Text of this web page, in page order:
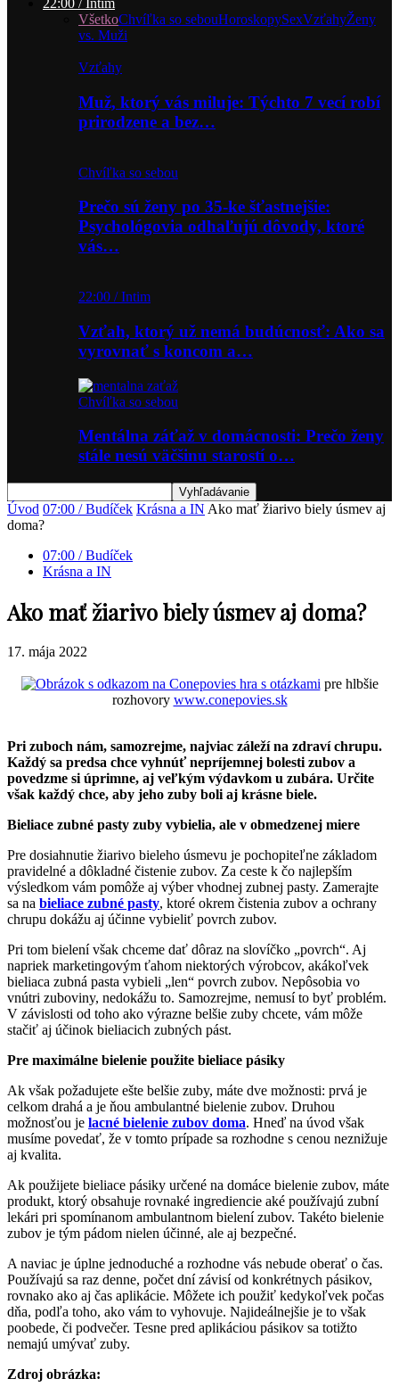
22:00 / Intim
VšetkoChvíľka so sebouHoroskopySexVzťahyŽeny
vs. Muži
Vzťahy
Muž, ktorý vás miluje: Týchto 7 vecí robí
prirodzene a bez…
Chvíľka so sebou
Prečo sú ženy po 35-ke šťastnejšie:
Psychológovia odhaľujú dôvody, ktoré
vás…
22:00 / Intim
Vzťah, ktorý už nemá budúcnosť: Ako sa
vyrovnať s koncom a…
Chvíľka so sebou
Mentálna záťaž v domácnosti: Prečo ženy
stále nesú väčšinu starostí o…
Úvod 07:00 / Budíček Krásna a IN Ako mať žiarivo biely úsmev aj
doma?
07:00 / Budíček
Krásna a IN
Ako mať žiarivo biely úsmev aj doma?
17. mája 2022
hra s otázkami pre hlbšie
rozhovory www.conepovies.sk
Pri zuboch nám, samozrejme, najviac záleží na zdraví chrupu.
Každý sa predsa chce vyhnúť nepríjemnej bolesti zubov a
povedzme si úprimne, aj veľkým výdavkom u zubára. Určite
však každý chce, aby jeho zuby boli aj krásne biele.
Bieliace zubné pasty zuby vybielia, ale v obmedzenej miere
Pre dosiahnutie žiarivo bieleho úsmevu je pochopiteľne základom
pravidelné a dôkladné čistenie zubov. Za ceste k čo najlepším
výsledkom vám pomôže aj výber vhodnej zubnej pasty. Zamerajte
sa na bieliace zubné pasty, ktoré okrem čistenia zubov a ochrany
chrupu dokážu aj účinne vybieliť povrch zubov.
Pri tom bielení však chceme dať dôraz na slovíčko „povrch“. Aj
napriek marketingovým ťahom niektorých výrobcov, akákoľvek
bieliaca zubná pasta vybieli „len“ povrch zubov. Nepôsobia vo
vnútri zuboviny, nedokážu to. Samozrejme, nemusí to byť problém.
V závislosti od toho ako výrazne belšie zuby chcete, vám môže
stačiť aj účinok bieliacich zubných pást.
Pre maximálne bielenie použite bieliace pásiky
Ak však požadujete ešte belšie zuby, máte dve možnosti: prvá je
celkom drahá a je ňou ambulantné bielenie zubov. Druhou
možnosťou je lacné bielenie zubov doma. Hneď na úvod však
musíme povedať, že v tomto prípade sa rozhodne s cenou neznižuje
aj kvalita.
Ak použijete bieliace pásiky určené na domáce bielenie zubov, máte
produkt, ktorý obsahuje rovnaké ingrediencie aké používajú zubní
lekári pri spomínanom ambulantnom bielení zubov. Takéto bielenie
zubov je tým pádom nielen účinné, ale aj bezpečné.
A naviac je úplne jednoduché a rozhodne vás nebude oberať o čas.
Používajú sa raz denne, počet dní závisí od konkrétnych pásikov,
rovnako ako aj čas aplikácie. Môžete ich použiť kedykoľvek počas
dňa, podľa toho, ako vám to vyhovuje. Najideálnejšie je to však
poobede, či podvečer. Tesne pred aplikáciou pásikov sa totižto
nemajú umývať zuby.
Zdroj obrázka: